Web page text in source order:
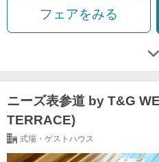
フェアをみる
ニーズ表参道 by T&G
TERRACE)
式場・ゲストハウス